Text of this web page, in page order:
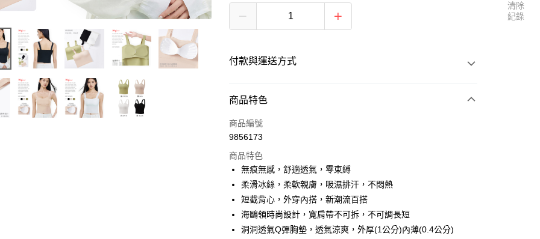
付款與運送方式
付款方式
信用卡一次付款
3 期 0 利率 每期NT$163
合作金庫商業銀行
第一商業銀行
華南商業銀行
彰化商業銀行
國泰世華商業銀行
兆豐國際商業銀行
臺灣中小企業銀行
台中商業銀行
6 期 0 利率 每期NT$81
合作金庫商業銀行
第一商業銀行
華南商業銀行
彰化商業銀行
上海商業儲蓄銀行
台北富邦商業銀行
超商取貨付款
LINE Pay
商品特色
商品編號
9856173
商品特色
無痕無感，舒適透氣，零束縛
柔滑冰絲，柔軟親膚，吸濕排汗，不悶熱
短截背心，外穿內搭，新潮流百搭
海鷗領時尚設計，寬肩帶不可拆，不可調長短
洞洞透氣Q彈胸墊，透氣涼爽，外厚(1公分)內薄(0.4公分)
清除
紀錄